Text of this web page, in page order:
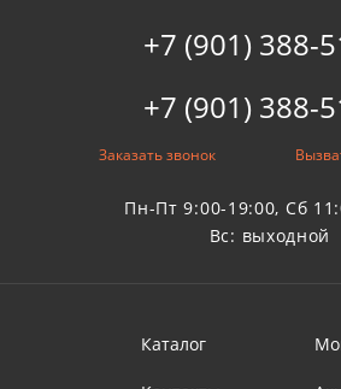
+7 (901) 388-
+7 (901) 388-
Заказать звонок
Пн-Пт 9:00-19:00, Сб
Вс: выходной
Каталог